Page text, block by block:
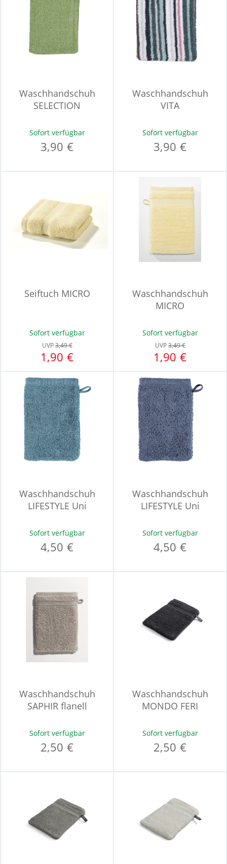
Waschhandschuh
SELECTION
Sofort verfügbar
3,90 €
Waschhandschuh
VITA
Sofort verfügbar
3,90 €
Seiftuch MICRO
Sofort verfügbar
UVP3,49 €
1,90 €
Waschhandschuh
MICRO
Sofort verfügbar
UVP3,49 €
1,90 €
Waschhandschuh
LIFESTYLE Uni
Sofort verfügbar
4,50 €
Waschhandschuh
LIFESTYLE Uni
Sofort verfügbar
4,50 €
Waschhandschuh
SAPHIR flanell
Sofort verfügbar
2,50 €
Waschhandschuh
MONDO FERI
Sofort verfügbar
2,50 €